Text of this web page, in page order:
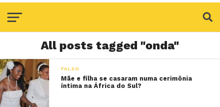
All posts tagged "onda"
FALSO
Mãe e filha se casaram numa cerimônia
íntima na África do Sul?